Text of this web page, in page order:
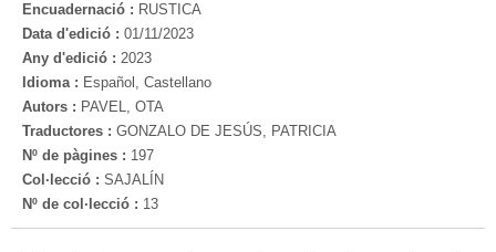
Encuadernació : RUSTICA
Data d'edició : 01/11/2023
Any d'edició : 2023
Idioma : Español, Castellano
Autors : PAVEL, OTA
Traductores : GONZALO DE JESÚS, PATRICIA
Nº de pàgines : 197
Col·lecció : SAJALÍN
Nº de col·lecció : 13